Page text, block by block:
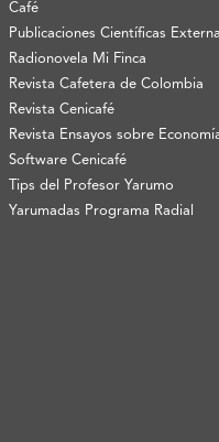
Café
Publicaciones Científicas
Radionovela Mi Finca
Revista Cafetera de Colombia
Revista Cenicafé
Revista Ensayos sobre
Software Cenicafé
Tips del Profesor Yarumo
Yarumadas Programa Radial